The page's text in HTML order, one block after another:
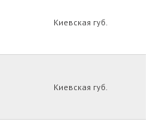
Киевская губ.
Киевская губ.